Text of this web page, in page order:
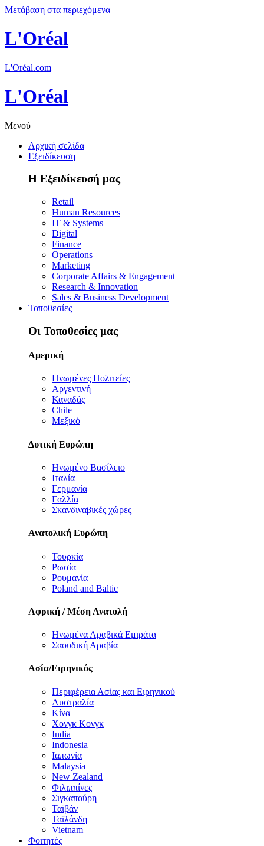
Μετάβαση στα περιεχόμενα
L'Oréal
L'Oréal.com
L'Oréal
Μενού
Αρχική σελίδα
Εξειδίκευση
Η Εξειδίκευσή μας
Retail
Human Resources
IT & Systems
Digital
Finance
Operations
Marketing
Corporate Affairs & Engagement
Research & Innovation
Sales & Business Development
Τοποθεσίες
Οι Τοποθεσίες μας
Αμερική
Ηνωμένες Πολιτείες
Αργεντινή
Καναδάς
Chile
Μεξικό
Δυτική Ευρώπη
Ηνωμένο Βασίλειο
Ιταλία
Γερμανία
Γαλλία
Σκανδιναβικές χώρες
Ανατολική Ευρώπη
Τουρκία
Ρωσία
Ρουμανία
Poland and Baltic
Αφρική / Μέση Ανατολή
Ηνωμένα Αραβικά Εμιράτα
Σαουδική Αραβία
Ασία/Ειρηνικός
Περιφέρεια Ασίας και Ειρηνικού
Αυστραλία
Κίνα
Χονγκ Κονγκ
India
Indonesia
Ιαπωνία
Malaysia
New Zealand
Φιλιππίνες
Σιγκαπούρη
Ταϊβάν
Ταϊλάνδη
Vietnam
Φοιτητές